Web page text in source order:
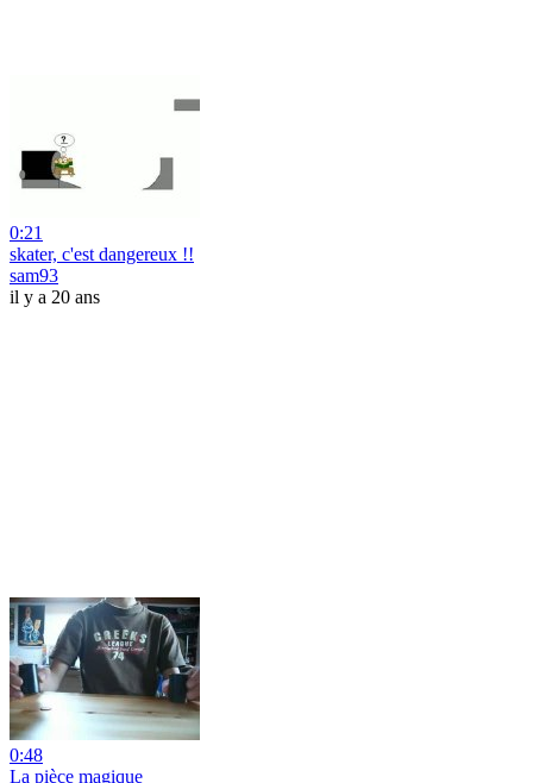
0:21
skater, c'est dangereux !!
sam93
il y a 20 ans
0:48
La pièce magique